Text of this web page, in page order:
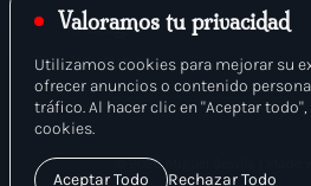
Valoramos tu privacidad
Utilizamos cookies para mejorar su
ofrecer anuncios o contenido
tráfico. Al hacer clic en "Aceptar
cookies.
Rechazar Todo
Aceptar Todo
Instagram
Youtube
© 2026 Miguel Sevilla | Made